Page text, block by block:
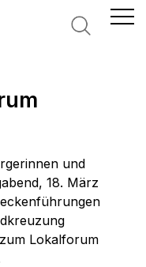
und
18. März
Lokalforum